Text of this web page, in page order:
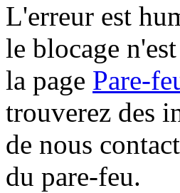
L'erreur est
le blocage
la page Pare-
trouverez des
de nous
du pare-feu.